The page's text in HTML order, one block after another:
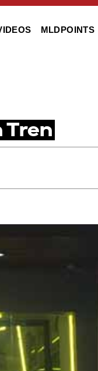
MLDPOINTS
Tren